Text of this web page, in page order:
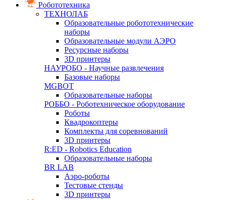
Робототехника
ТЕХНОЛАБ
Образовательные робототехнические
наборы
Образовательные модули АЭРО
Ресурсные наборы
3D принтеры
НАУРОБО - Научные развлечения
Базовые наборы
MGBOT
Образовательные наборы
РОББО - Роботехническое оборудование
Роботы
Квадрокоптеры
Комплекты для соревнований
3D принтеры
R:ED - Robotics Education
Образовательные наборы
BR LAB
Аэро-роботы
Тестовые стенды
3D принтеры